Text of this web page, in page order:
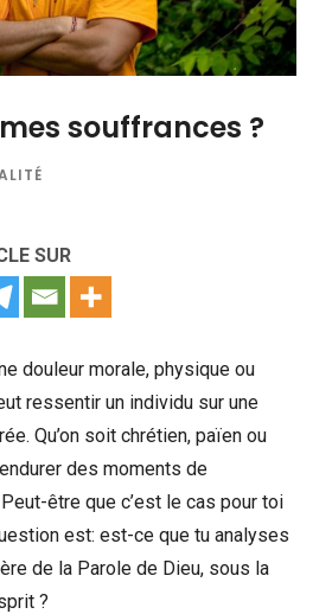
souffrances ?
SUR
douleur morale, physique ou
ressentir un individu sur une
Qu’on soit chrétien, païen ou
des moments de
être que c’est le cas pour toi
est: est-ce que tu analyses
de la Parole de Dieu, sous la
?